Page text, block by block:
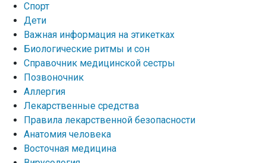
Спорт
Дети
Важная информация на этикетках
Биологические ритмы и сон
Справочник медицинской сестры
Позвоночник
Аллергия
Лекарственные средства
Правила лекарственной безопасности
Aнатомия человека
Восточная медицина